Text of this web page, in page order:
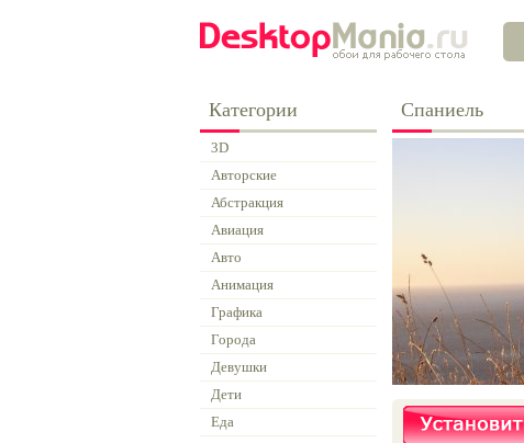
Категории
3D
Авторские
Абстракция
Авиация
Авто
Анимация
Графика
Города
Девушки
Дети
Еда
Спаниель